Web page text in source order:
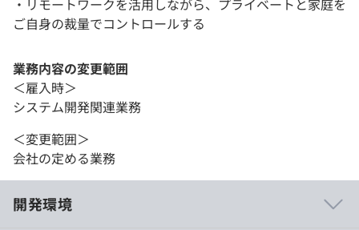
・リモートワークを活用しながら、プライベートと家庭を
ご自身の裁量でコントロールする
業務内容の変更範囲
＜雇入時＞
システム開発関連業務
＜変更範囲＞
会社の定める業務
開発環境